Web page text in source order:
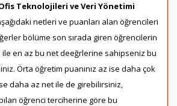
Teknolojileri ve Veri Yönetimi
netleri ve puanları alan öğrencileri
bölüme son sırada giren öğrencilerin
ile en az bu net deeğrlerine sahipseniz bu
Örta öğretim puanınız az ise daha çok
daha az net ile de girebilirsiniz,
öğrenci terciherine göre bu